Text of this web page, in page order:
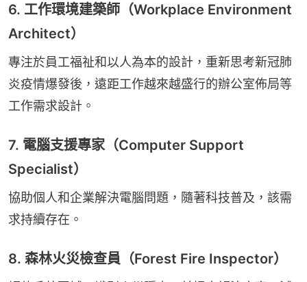
6. 工作環境建築師（Workplace Environment
Architect）
專注於員工福祉和以人為本的設計，重新思考新冠肺
炎疫情爆發後，遠距工作越來越盛行的辦公室佈局等
工作需求設計。
7. 電腦支援專家（Computer Support
Specialist）
協助個人和企業解決電腦問題，隨著科技普及，該需
求持續存在。
8. 森林火災檢查員（Forest Fire Inspector）